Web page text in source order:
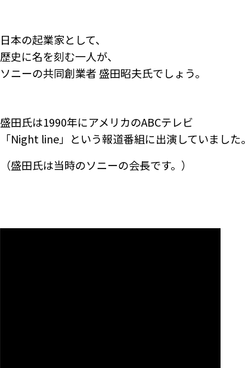
日本の起業家として、
歴史に名を刻む一人が、
ソニーの共同創業者 盛田昭夫氏でしょう。
盛田氏は1990年にアメリカのABCテレビ
「Night line」という報道番組に出演していました。
（盛田氏は当時のソニーの会長です。）